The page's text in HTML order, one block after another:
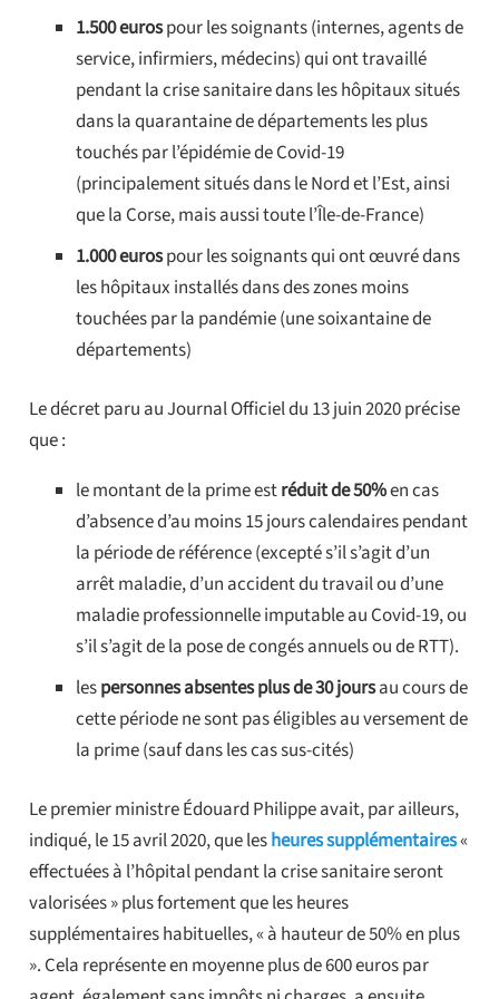
1.500 eurospour les soignants (internes, agents de
service, infirmiers, médecins) qui ont travaillé
pendant la crise sanitaire dans les hôpitaux situés
dans la quarantaine de départements les plus
touchés par l’épidémie de Covid-19
(principalement situés dans le Nord et l’Est, ainsi
que la Corse, mais aussi toute l’Île-de-France)
1.000 eurospour les soignants qui ont œuvré dans
les hôpitaux installés dans des zones moins
touchées par la pandémie (une soixantaine de
départements)
Le décret paru au Journal Officiel du 13 juin 2020 précise
que :
le montant de la prime estréduit de 50%en cas
d’absence d’au moins 15 jours calendaires pendant
la période de référence (excepté s’il s’agit d’un
arrêt maladie, d’un accident du travail ou d’une
maladie professionnelle imputable au Covid-19, ou
s’il s’agit de la pose de congés annuels ou de RTT).
lespersonnes absentes plus de 30 joursau cours de
cette période ne sont pas éligibles au versement de
la prime (sauf dans les cas sus-cités)
Le premier ministre Édouard Philippe avait, par ailleurs,
indiqué, le 15 avril 2020, que lesheures supplémentaires«
effectuées à l’hôpital pendant la crise sanitaire seront
valorisées » plus fortement que les heures
supplémentaires habituelles, « à hauteur de 50% en plus
». Cela représente en moyenne plus de 600 euros par